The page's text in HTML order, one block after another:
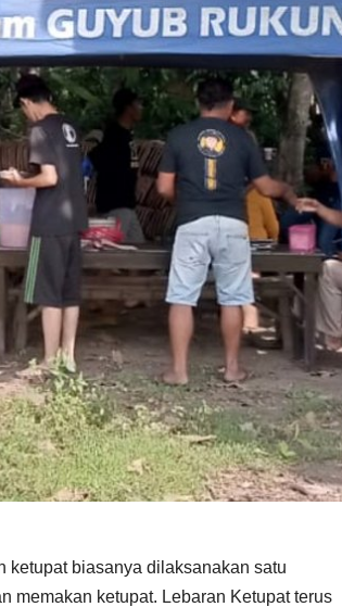
ketupat biasanya dilaksanakan satu
memakan ketupat. Lebaran Ketupat terus